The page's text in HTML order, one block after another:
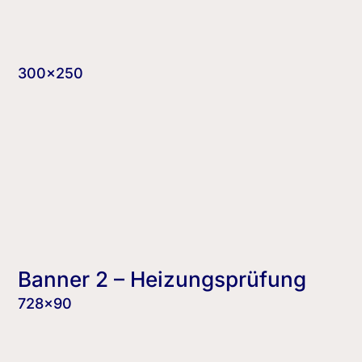
300×250
Banner 2 – Heizungsprüfung
728×90